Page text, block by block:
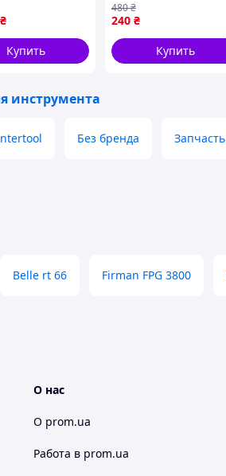
мама для
ремонта
₴
Купить
настройки и
обслуживания
оборудования
240 ₴
480₴
Купить
инструмента
Без бренда Запчасть
Belle rt 66 Firman FPG 3800
О нас
О prom.ua
Работа в prom.ua